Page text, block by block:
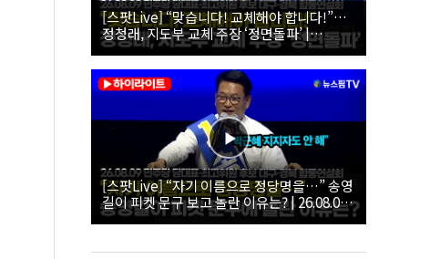
[스팟Live] “맞습니다! 교체해야 합니다!”…
정청래, 지도부 교체 주장 ‘정면돌파’ |
26.08.09 더불어민주당 당대표·최고위원 후
보 대구·경북 합동연설회
[스팟Live] “자기 이름으로 정당명을…” 송영
길이 피켓 문구 보고 놀란 이유는? | 26.08.09
더불어민주당 당대표·최고위원 후보 대구·경